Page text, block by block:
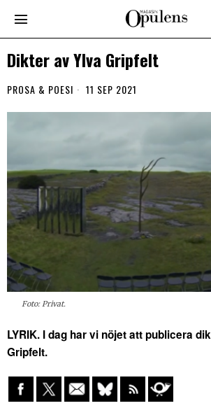
Dikter av Ylva Gripfelt
PROSA & POESI 11 SEP 2021
Foto: Privat.
LYRIK. I dag har vi nöjet att publicera
Gripfelt.